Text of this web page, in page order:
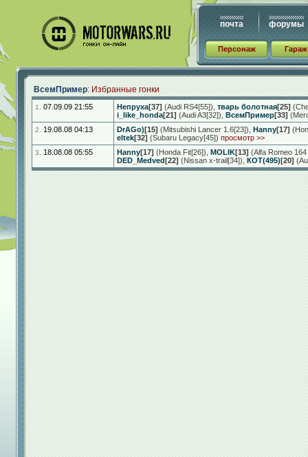
почта форумы
Персонаж Гараж
ВсемПример: Избранные гонки
1. 07.09.09 21:55 Непруха[37] (Audi RS4[55]) тварь болотная[25]
i_like_honda[21] (Audi A3[32]) ВсемПример[33]
2. 19.08.08 04:13 DrAGo)[15] (Mitsubishi Lancer 1.6[23]) Hanny[17]
eltek[32] (Subaru Legacy[45]) просмотр >>
3. 18.08.08 05:55 Hanny[17] (Honda Fit[26]) MOLIK[13] (Alfa Romeo
DED_Medved[22] (Nissan x-trail[34]) КОТ(495)[20]